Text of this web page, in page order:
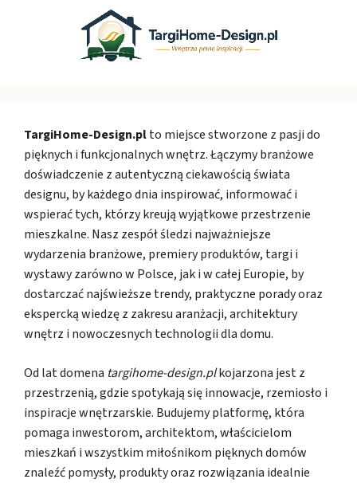
TargiHome-Design.plto miejsce stworzone z pasji do
pięknych i funkcjonalnych wnętrz. Łączymy branżowe
doświadczenie z autentyczną ciekawością świata
designu, by każdego dnia inspirować, informować i
wspierać tych, którzy kreują wyjątkowe przestrzenie
mieszkalne. Nasz zespół śledzi najważniejsze
wydarzenia branżowe, premiery produktów, targi i
wystawy zarówno w Polsce, jak i w całej Europie, by
dostarczać najświeższe trendy, praktyczne porady oraz
ekspercką wiedzę z zakresu aranżacji, architektury
wnętrz i nowoczesnych technologii dla domu.
Od lat domena targihome-design.plkojarzona jest z
przestrzenią, gdzie spotykają się innowacje, rzemiosło i
inspiracje wnętrzarskie. Budujemy platformę, która
pomaga inwestorom, architektom, właścicielom
mieszkań i wszystkim miłośnikom pięknych domów
znaleźć pomysły, produkty oraz rozwiązania idealnie